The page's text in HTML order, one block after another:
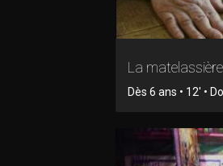
La matelassière
Dès 6 ans • 12' •